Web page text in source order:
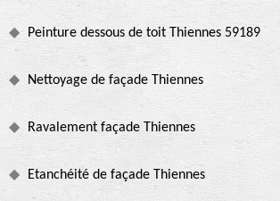
Peinture dessous de toit Thiennes 59189
Nettoyage de façade Thiennes
Ravalement façade Thiennes
Etanchéité de façade Thiennes